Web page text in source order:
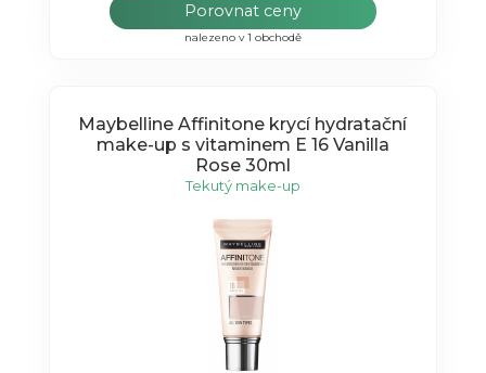
Porovnat ceny
nalezeno v 1 obchodě
Maybelline Affinitone krycí hydratační
make-up s vitaminem E 16 Vanilla
Rose 30ml
Tekutý make-up